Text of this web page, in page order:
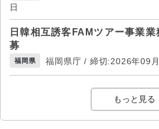
日
日韓相互誘客FAMツアー事業
募
福岡県 福岡県庁 / 締切:2026年09
もっと見る